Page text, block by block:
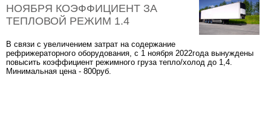
НОЯБРЯ КОЭФФИЦИЕНТ ЗА
ТЕПЛОВОЙ РЕЖИМ 1.4
В связи с увеличением затрат на содержание
рефрижераторного оборудования, с 1 ноября 2022года вынуждены
повысить коэффициент режимного груза тепло/холод до 1,4.
Минимальная цена - 800руб.